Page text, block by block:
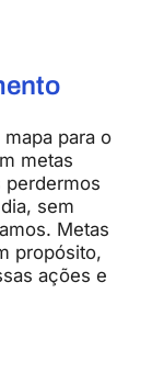
para o
metas
sem
Metas
propósito,
ações e